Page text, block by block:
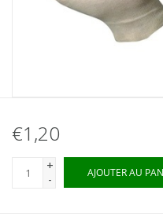
€1,20
+
-
AJOUTER AU